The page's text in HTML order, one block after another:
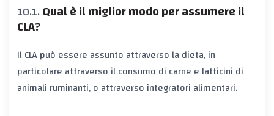
Qual è il miglior modo per assumere il
CLA?
Il CLA può essere assunto attraverso la dieta, in
particolare attraverso il consumo di carne e latticini di
animali ruminanti, o attraverso integratori alimentari.